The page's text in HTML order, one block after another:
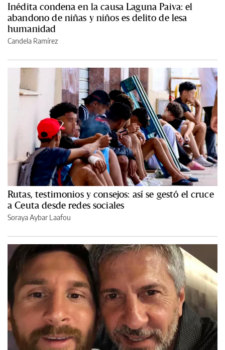
Inédita condena en la causa Laguna Paiva: el
abandono de niñas y niños es delito de lesa
humanidad
Candela Ramírez
Rutas, testimonios y consejos: así se gestó el cruce
a Ceuta desde redes sociales
Soraya Aybar Laafou